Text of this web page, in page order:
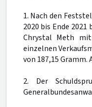
1. Nach den
2020 bis Ende
Chrystal Meth
einzelnen
von 187,15 Gramm.
2. Der